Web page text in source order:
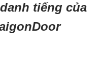
tiếng của